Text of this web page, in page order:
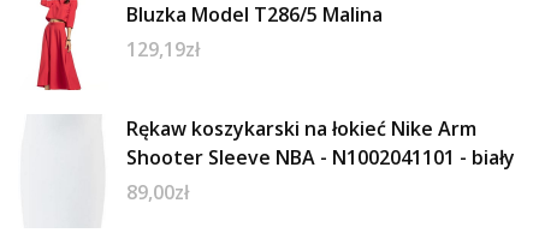
Bluzka Model T286/5 Malina
129,19zł
Rękaw koszykarski na łokieć Nike Arm
Shooter Sleeve NBA - N1002041101 - biały
89,00zł